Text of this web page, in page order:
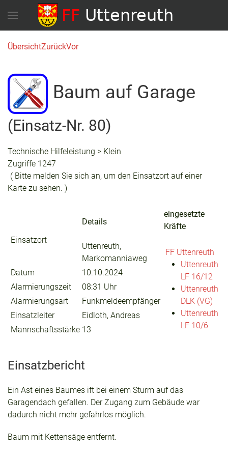
ÜbersichtZurückVor
Baum auf Garage
(Einsatz-Nr. 80)
Technische Hilfeleistung > Klein
Zugriffe 1247
( Bitte melden Sie sich an, um den Einsatzort auf einer
Karte zu sehen. )
Einsatzort
Details
Uttenreuth,
Markomanniaweg
Datum
10.10.2024
Alarmierungszeit
08:31 Uhr
Alarmierungsart
Funkmeldeempfänger
Einsatzleiter
Eidloth, Andreas
Mannschaftsstärke 13
eingesetzte
Kräfte
FF Uttenreuth
Uttenreuth
LF 16/12
Uttenreuth
DLK (VG)
Uttenreuth
LF 10/6
Einsatzbericht
Ein Ast eines Baumes ift bei einem Sturm auf das
Garagendach gefallen. Der Zugang zum Gebäude war
dadurch nicht mehr gefahrlos möglich.
Baum mit Kettensäge entfernt.